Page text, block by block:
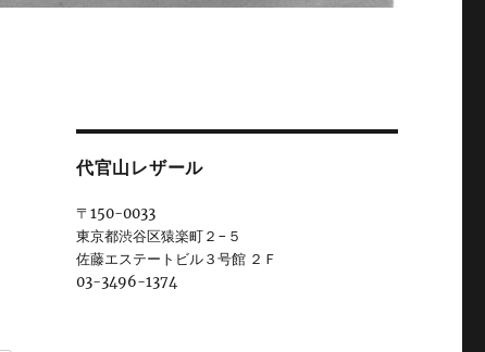
代官山レザール
〒150-0033
東京都渋谷区猿楽町２−５
佐藤エステートビル３号館 ２Ｆ
03-3496-1374